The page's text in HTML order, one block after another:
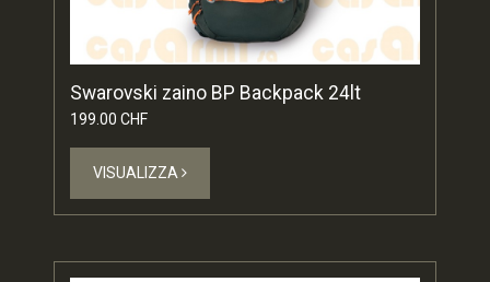
Swarovski zaino BP Backpack 24lt
199.00 CHF
VISUALIZZA